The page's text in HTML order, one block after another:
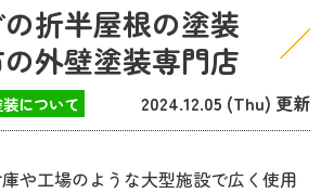
折半屋根の塗装
外壁塗装専門店
装について 2024.12.05 (Thu) 更新
や工場のような大型施設で広く使用